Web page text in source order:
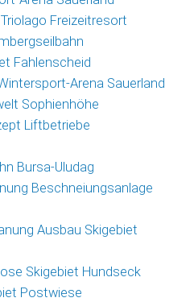
Freizeitresort
Fahlenscheid
Arena Sauerland
Sophienhöhe
Liftbetriebe
Bursa-Uludag
Beschneiungsanlage
Ausbau Skigebiet
Skigebiet Hundseck
Postwiese